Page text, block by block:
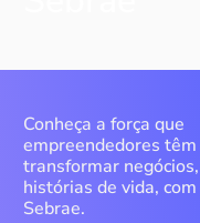
Conheça a força que
empreendedores
transformar
histórias de vida,
Sebrae.